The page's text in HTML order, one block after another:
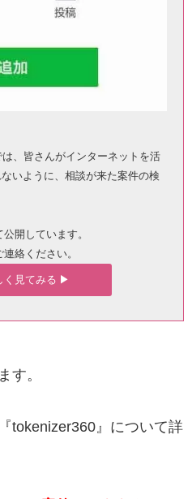
、皆さんがインターネットを活
いように、相談が来た案件の検
開しています。
絡ください。
く見てみる ▶︎
す。
tokenizer360』について詳